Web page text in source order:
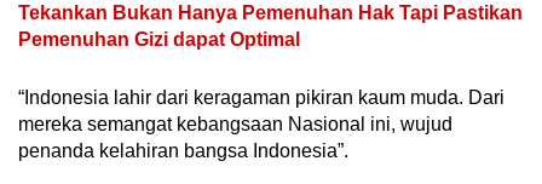
Tekankan Bukan Hanya Pemenuhan Hak Tapi Pastikan
Pemenuhan Gizi dapat Optimal
“Indonesia lahir dari keragaman pikiran kaum muda. Dari
mereka semangat kebangsaan Nasional ini, wujud
penanda kelahiran bangsa Indonesia”.